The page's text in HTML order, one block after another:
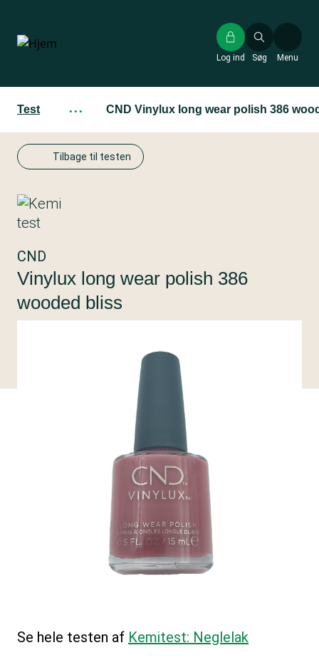
hovedindhold
Søg
Log ind Menu
Test ··· CND Vinylux long wear polish 386
Tilbage til testen
CND
Vinylux long wear polish 386
wooded bliss
Se hele testen af Kemitest: Neglelak